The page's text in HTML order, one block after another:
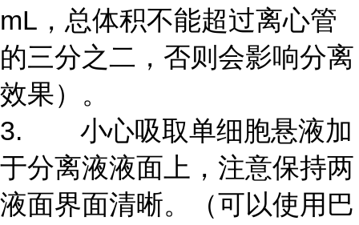
mL，总体积不能超过离心管
的三分之二，否则会影响分离
效果）。
3. 小心吸取单细胞悬液加
于分离液液面上，注意保持两
液面界面清晰。（可以使用巴